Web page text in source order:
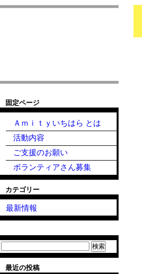
固定ページ
Ａｍｉｔｙいちはら とは
活動内容
ご支援のお願い
ボランティアさん募集
カテゴリー
最新情報
索:
最近の投稿